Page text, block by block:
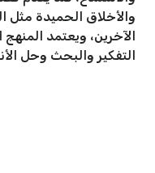
والأخلاق الحميدة
الآخرين، ويعتمد
التفكير والبحث وحل